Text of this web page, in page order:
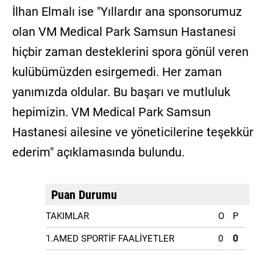
İlhan Elmalı ise "Yıllardır ana sponsorumuz
olan VM Medical Park Samsun Hastanesi
hiçbir zaman desteklerini spora gönül veren
kulübümüzden esirgemedi. Her zaman
yanımızda oldular. Bu başarı ve mutluluk
hepimizin. VM Medical Park Samsun
Hastanesi ailesine ve yöneticilerine teşekkür
ederim" açıklamasında bulundu.
Puan Durumu
TAKIMLAR O P
1.AMED SPORTİF FAALİYETLER 0 0